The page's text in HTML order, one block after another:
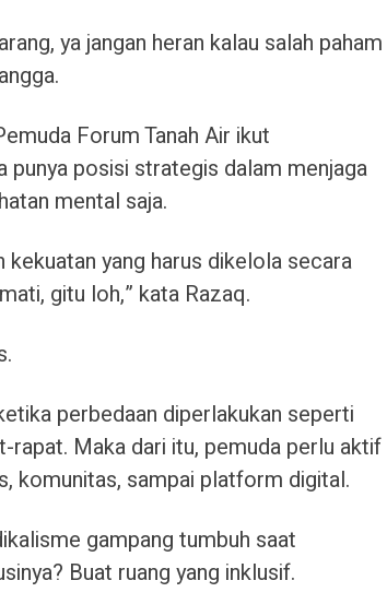
ya jangan heran kalau salah paham
Forum Tanah Air ikut
punya posisi strategis dalam menjaga
mental saja.
yang harus dikelola secara
gitu loh,” kata Razaq.
perbedaan diperlakukan seperti
rapat. Maka dari itu, pemuda perlu aktif
komunitas, sampai platform digital.
gampang tumbuh saat
Buat ruang yang inklusif.